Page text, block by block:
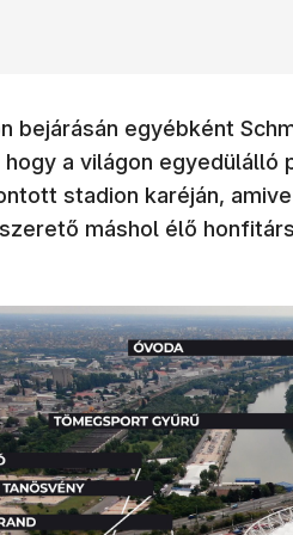
bejárásán egyébként
hogy a világon egyedülálló
stadion karéján,
máshol élő